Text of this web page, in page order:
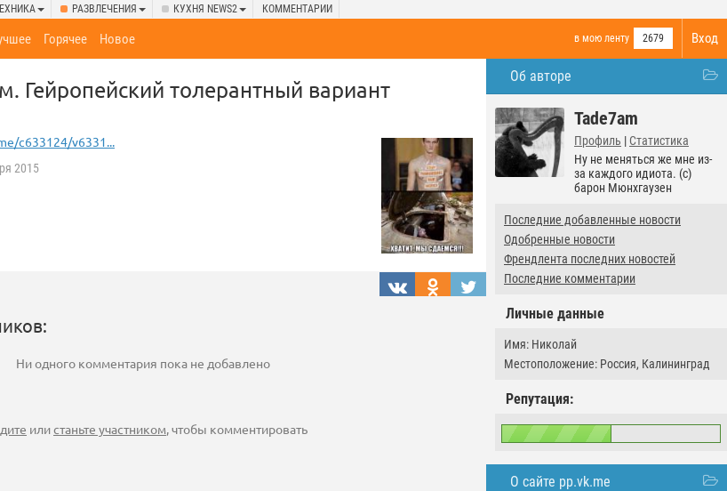
РАЗВЛЕЧЕНИЯ КУХНЯ NEWS2 КОММЕНТАРИИ
Вход
в мою ленту 2679
Горячее Новое
Об авторе
Tade7am
Профиль | Статистика
Ну не меняться же мне из-
за каждого идиота. (с)
барон Мюнхгаузен
Последние добавленные новости
Одобренные новости
Френдлента последних новостей
Последние комментарии
Личные данные
Имя: Николай
Местоположение: Россия, Калининград
Репутация:
О сайте pp.vk.me
Гейропейский толерантный вариант
c633124/v6331...
2015
Ни одного комментария пока не добавлено
илистаньте участником, чтобы комментировать